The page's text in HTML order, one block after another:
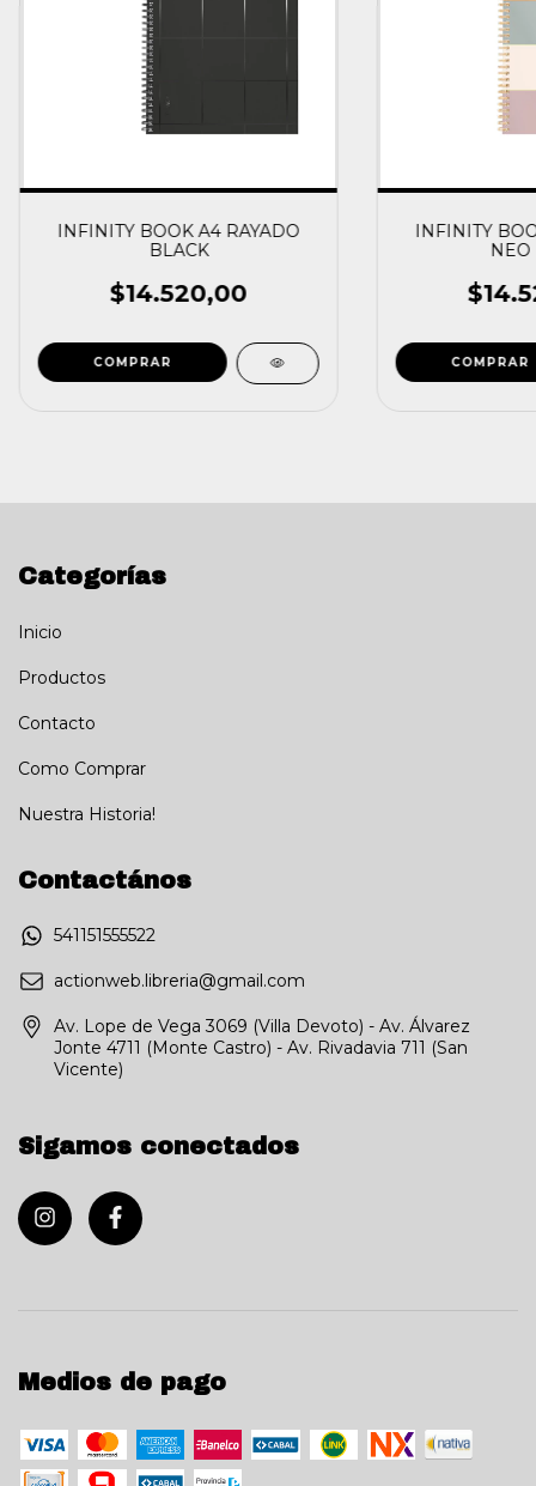
INFINITY BOOK A4 RAYADO
BLACK
$14.520,00
INFINITY
Categorías
Inicio
Productos
Contacto
Como Comprar
Nuestra Historia!
Contactános
541151555522
actionweb.libreria@gmail.com
Av. Lope de Vega 3069 (Villa Devoto) - Av. Álvarez
Jonte 4711 (Monte Castro) - Av. Rivadavia 711 (San
Vicente)
Sigamos conectados
Medios de pago